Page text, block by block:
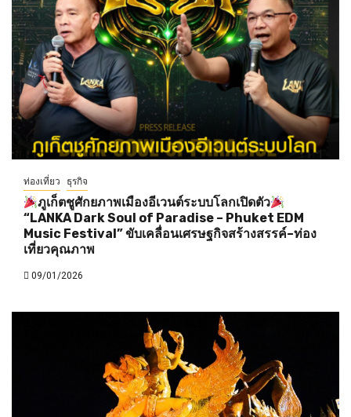
ท่องเที่ยว ธุรกิจ
ภูเก็ตชูศักยภาพเมืองอีเวนต์ระบบโลกเปิดตัว
“LANKA Dark Soul of Paradise – Phuket EDM
Music Festival” ขับเคลื่อนเศรษฐกิจสร้างสรรค์–ท่อง
เที่ยวคุณภาพ
09/01/2026